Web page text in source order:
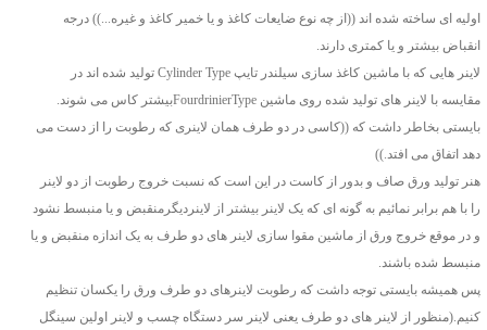
اولیه ای ساخته شده اند ((از چه نوع ضایعات کاغذ و یا خمیر کاغذ و غیره...)) درجه
انقباض بیشتر و یا کمتری دارند.
لاینر هایی که با ماشین کاغذ سازی سیلندر تایپ Cylinder Type تولید شده اند در
مقایسه با لاینر های تولید شده روی ماشین FourdrinierTypeبیشتر کاس می شوند.
بایستی بخاطر داشت که ((کاسی در دو طرف همان لاینری که رطوبت را از دست می
دهد اتفاق می افتد.))
هنر تولید ورق صاف و بدور از کاست در این است که نسبت خروج رطوبت از دو لاینر
را با هم برابر نمائیم به گونه ای که یک لاینر بیشتر از لاینردیگرمنقبض و یا منبسط نشود
و در موقع خروج ورق از ماشین مقوا سازی لاینر های دو طرف به یک اندازه منقبض و یا
منبسط شده باشند.
پس همیشه بایستی توجه داشت که رطوبت لاینرهای دو طرف ورق را یکسان تنظیم
کنیم.(منظور از لاینر های دو طرف یعنی لاینر سر دستگاه چسب و لاینر اولین سینگل